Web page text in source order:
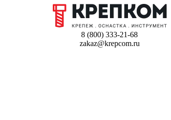
8 (800) 333-21-68
zakaz@krepcom.ru